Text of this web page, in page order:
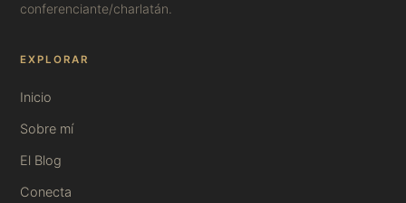
conferenciante/charlatán.
EXPLORAR
Inicio
Sobre mí
El Blog
Conecta